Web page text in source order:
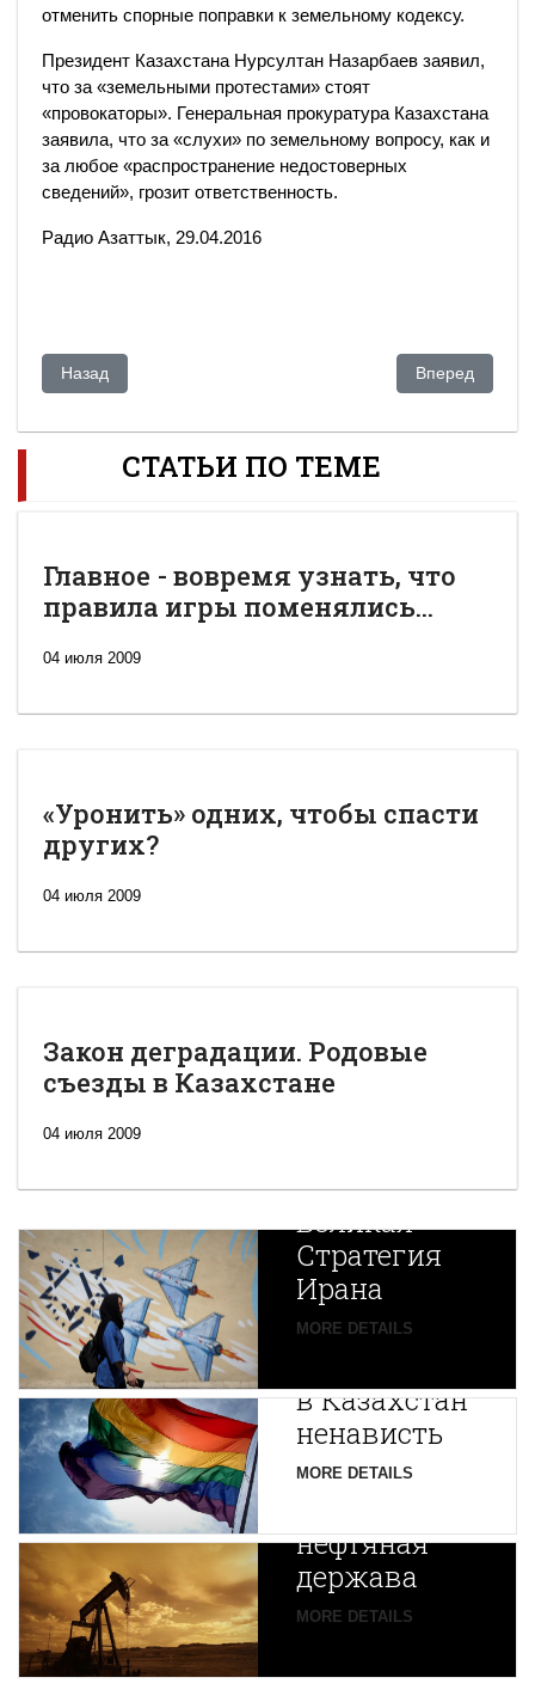
отменить спорные поправки к земельному кодексу.
Президент Казахстана Нурсултан Назарбаев заявил,
что за «земельными протестами» стоят
«провокаторы». Генеральная прокуратура Казахстана
заявила, что за «слухи» по земельному вопросу, как и
за любое «распространение недостоверных
сведений», грозит ответственность.
Радио Азаттык, 29.04.2016
Предыдущий: Митинги в Казахстане – слишком много
Назад Следующий:
Вперед
СТАТЬИ ПО ТЕМЕ
Главное - вовремя узнать, что
правила игры поменялись...
04 июля 2009
«Уронить» одних, чтобы спасти
других?
04 июля 2009
Закон деградации. Родовые
съезды в Казахстане
04 июля 2009
Новая
Великая
Стратегия
Ирана
MORE DETAILS
Путин
в Казахстан
ненависть
MORE DETAILS
Центральной
Азии
зарождается
нефтяная
держава
MORE DETAILS